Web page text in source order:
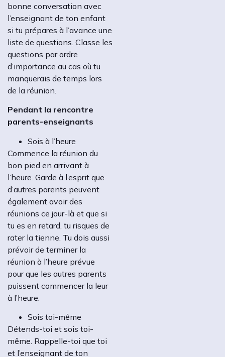
bonne conversation avec
l’enseignant de ton enfant
si tu prépares à l’avance une
liste de questions. Classe les
questions par ordre
d’importance au cas où tu
manquerais de temps lors
de la réunion.
Pendant la rencontre
parents-enseignants
Sois à l’heure
Commence la réunion du
bon pied en arrivant à
l’heure. Garde à l’esprit que
d’autres parents peuvent
également avoir des
réunions ce jour-là et que si
tu es en retard, tu risques de
rater la tienne. Tu dois aussi
prévoir de terminer la
réunion à l’heure prévue
pour que les autres parents
puissent commencer la leur
à l’heure.
Sois toi-même
Détends-toi et sois toi-
même. Rappelle-toi que toi
et l’enseignant de ton